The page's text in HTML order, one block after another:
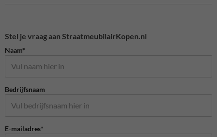
Stel je vraag aan StraatmeubilairKopen.nl
Naam*
Bedrijfsnaam
E-mailadres*